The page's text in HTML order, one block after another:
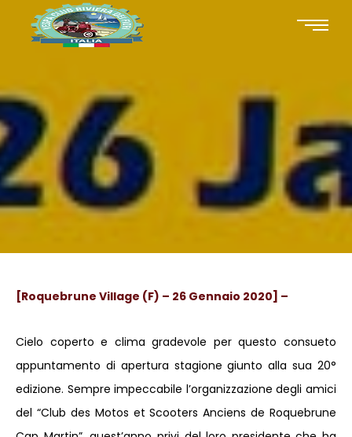
[Roquebrune Village (F) – 26 Gennaio 2020] –
Cielo coperto e clima gradevole per questo consueto
appuntamento di apertura stagione giunto alla sua 20°
edizione. Sempre impeccabile l’organizzazione degli amici
del “Club des Motos et Scooters Anciens de Roquebrune